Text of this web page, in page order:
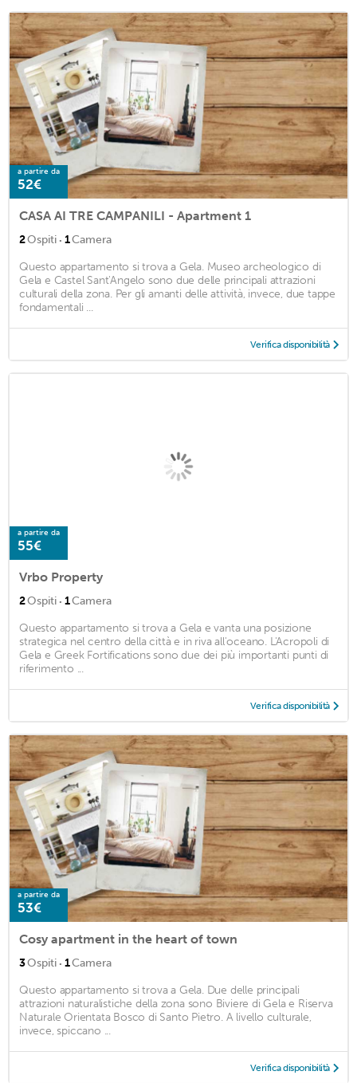
a partire da
52€
CASA AI TRE CAMPANILI - Apartment 1
2Ospiti · 1Camera
Questo appartamento si trova a Gela. Museo archeologico di
Gela e Castel Sant'Angelo sono due delle principali attrazioni
culturali della zona. Per gli amanti delle attività, invece, due tappe
fondamentali ...
Verifica disponibilità
a partire da
55€
Vrbo Property
2Ospiti · 1Camera
Questo appartamento si trova a Gela e vanta una posizione
strategica nel centro della città e in riva all'oceano. L'Acropoli di
Gela e Greek Fortifications sono due dei più importanti punti di
riferimento ...
Verifica disponibilità
a partire da
53€
Cosy apartment in the heart of town
3Ospiti · 1Camera
Questo appartamento si trova a Gela. Due delle principali
attrazioni naturalistiche della zona sono Biviere di Gela e Riserva
Naturale Orientata Bosco di Santo Pietro. A livello culturale,
invece, spiccano ...
Verifica disponibilità